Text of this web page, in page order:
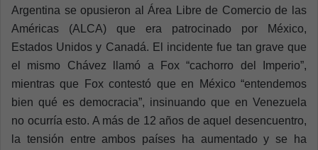
Argentina se opusieron al Área Libre de Comercio de las
Américas (ALCA) que era patrocinado por México,
Estados Unidos y Canadá. El incidente fue tan grave que
el mismo Chávez llamó a Fox “cachorro del Imperio”,
mientras que Fox contestó que en México “entendemos
bien qué es democracia”, insinuando que en Venezuela
no ocurría esto. A más de 12 años de aquel desencuentro,
la tensión entre ambos países ha aumentado y se ha